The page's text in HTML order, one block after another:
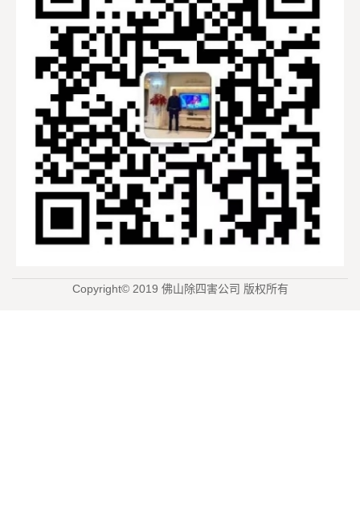
Copyright© 2019 佛山除四害公司 版权所有